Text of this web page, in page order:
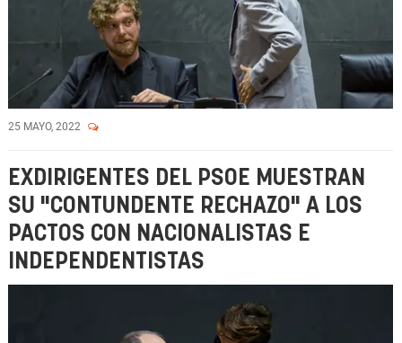
25 MAYO, 2022
EXDIRIGENTES DEL PSOE MUESTRAN
SU "CONTUNDENTE RECHAZO" A LOS
PACTOS CON NACIONALISTAS E
INDEPENDENTISTAS